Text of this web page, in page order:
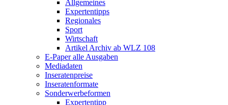
Allgemeines
Expertentipps
Regionales
Sport
Wirtschaft
Artikel Archiv ab WLZ 108
E-Paper alle Ausgaben
Mediadaten
Inseratenpreise
Inseratenformate
Sonderwerbeformen
Expertentipp